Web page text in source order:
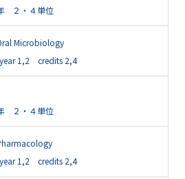
２・４単位
Microbiology
1,2 credits 2,4
２・４単位
1,2 credits 2,4